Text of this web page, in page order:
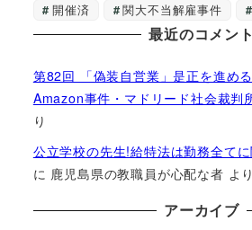
開催済
関大不当解雇事件
最近のコメント
第82回 「偽装自営業」是正を進める
Amazon事件・マドリード社会裁判
り
公立学校の先生!給特法は勤務全て
に 鹿児島県の教職員が心配な者 より
アーカイブ